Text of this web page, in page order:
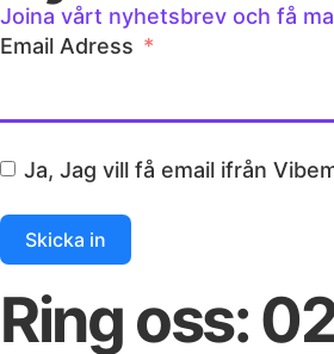
Joina vårt nyhetsbrev och få
Email Adress
Ja, Jag vill få email ifrån
Skicka in
Ring oss: